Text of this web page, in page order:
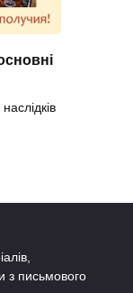
з письмового